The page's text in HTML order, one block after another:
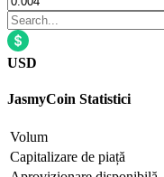
USD
JasmyCoin Statistici
Volum
Capitalizare de piață